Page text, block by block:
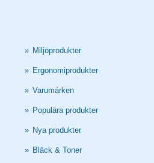
» Miljöprodukter
» Ergonomiprodukter
» Varumärken
» Populära produkter
» Nya produkter
» Bläck & Toner